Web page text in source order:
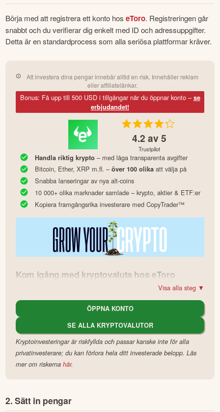
Börja med att registrera ett konto hos eToro. Registreringen går
snabbt och du verifierar dig enkelt med ID och adressuppgifter.
Detta är en standardprocess som alla seriösa plattformar kräver.
Att investera dina pengar innebär alltid en risk. Innehåller reklam
eller affiliatelänkar.
Bonus: Få upp till 500 USD i tillgångar när du öppnar konto – se
erbjudandet!
4.2 av 5
Trustpilot
Handla riktig krypto– med låga transparenta avgifter
Bitcoin, Ether, XRP m.fl. – över 100 olikaatt välja på
Snabba lanseringar av nya alt-coins
10 000+ olika marknader samlade – krypto, aktier & ETF:er
Kopiera framgångsrika investerare med CopyTrader™
Kom igång med kryptovaluta hos eToro
Gå med i eToros starka community med över 37 miljoner
investerare – få nya insikter, ställ frågor och kopiera
handlares portföljer
Investera i kryptovalutor på en pålitlig plattform med över ett
decenniums erfarenhet. Dina krypto-tillgångar är skyddade
med avancerad säkerhet och kostnadsfri, militärklassad
offlineförvaring (sk. "cold storage").
Visa alla steg ▼
ÖPPNA KONTO
SE ALLA KRYPTOVALUTOR
Kryptoinvesteringar är riskfyllda och passar kanske inte för alla
privatinvesterare; du kan förlora hela ditt investerade belopp. Läs
mer om riskerna här.
2. Sätt in pengar